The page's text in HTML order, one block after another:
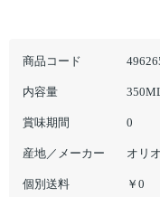
商品コード
内容量
賞味期間 0
産地／メーカー オリ
個別送料 ￥0